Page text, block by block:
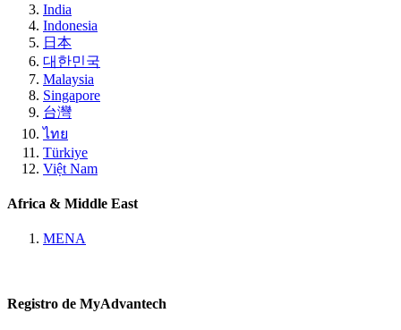
India
Indonesia
日本
대한민국
Malaysia
Singapore
台灣
ไทย
Türkiye
Việt Nam
Africa & Middle East
MENA
Registro de MyAdvantech